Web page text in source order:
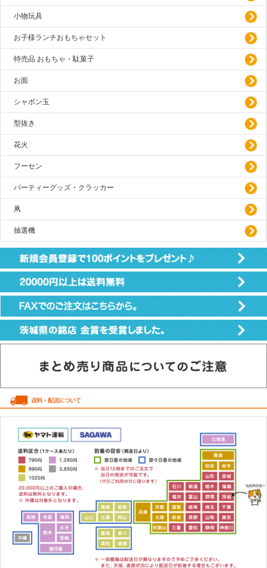
小物玩具
お子様ランチおもちゃセット
特売品 おもちゃ・駄菓子
お面
シャボン玉
型抜き
花火
フーセン
パーティーグッズ・クラッカー
凧
抽選機